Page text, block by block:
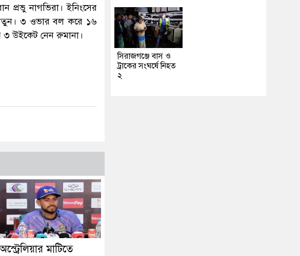
প্রভু নাগভিরা। ইনিংসের
৩ ওভার বল করে ১৬
৩ উইকেট নেন রুমানা।
মাটিতে
সিরাজগঞ্জে বাস ও
ট্রাকের সংঘর্ষে নিহত
২